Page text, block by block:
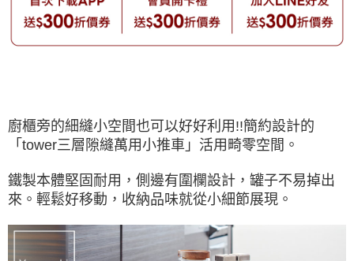
廚櫃旁的細縫小空間也可以好好利用!!簡約設計的
「tower三層隙縫萬用小推車」活用畸零空間。
鐵製本體堅固耐用，側邊有圍欄設計，罐子不易掉出
來。輕鬆好移動，收納品味就從小細節展現。